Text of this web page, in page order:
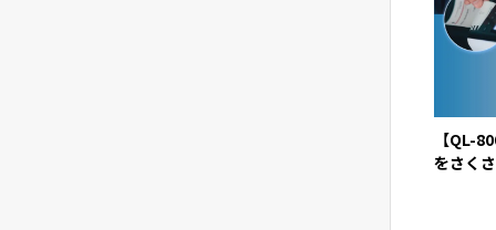
【QL-
をさく